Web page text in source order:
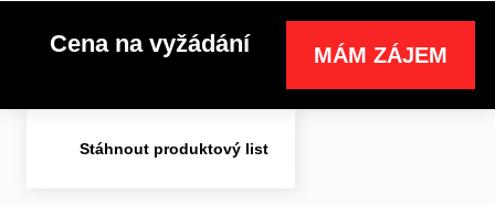
Cena na vyžádání MÁM ZÁJEM
Stáhnout produktový list